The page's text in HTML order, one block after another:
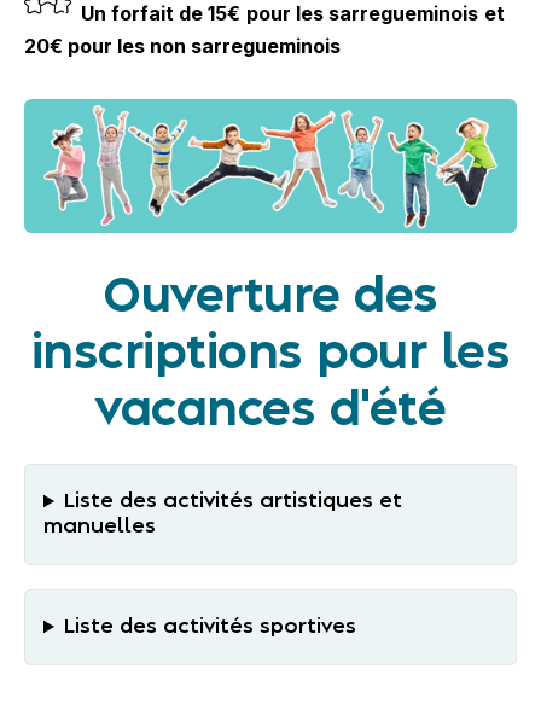
Un forfait de 15€ pour les sarregueminois et
20€ pour les non sarregueminois
Ouverture des
inscriptions pour les
vacances d'été
Liste des activités artistiques et
manuelles
Liste des activités sportives